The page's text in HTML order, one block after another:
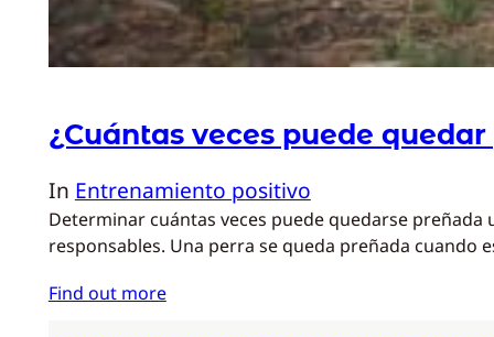
¿Cuántas veces puede
In Entrenamiento positivo
Determinar cuántas veces puede quedarse
responsables. Una perra se queda preñada cuando
Find out more